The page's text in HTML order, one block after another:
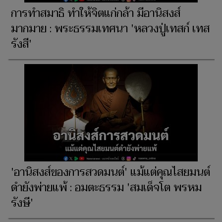
การทำสมาธิ ทำให้จิตแก่กล้า มีอานิสงส์
มากมาย : พระธรรมเทศนา 'หลวงปู่เทสก์ เทส
รังสี'
'อานิสงส์ของการสวดมนต์' แม้แต่คุณไสยมนต์
ดำยังพ่ายแพ้ : อมตะธรรม 'สมเด็จโต พรหม
รังษี'